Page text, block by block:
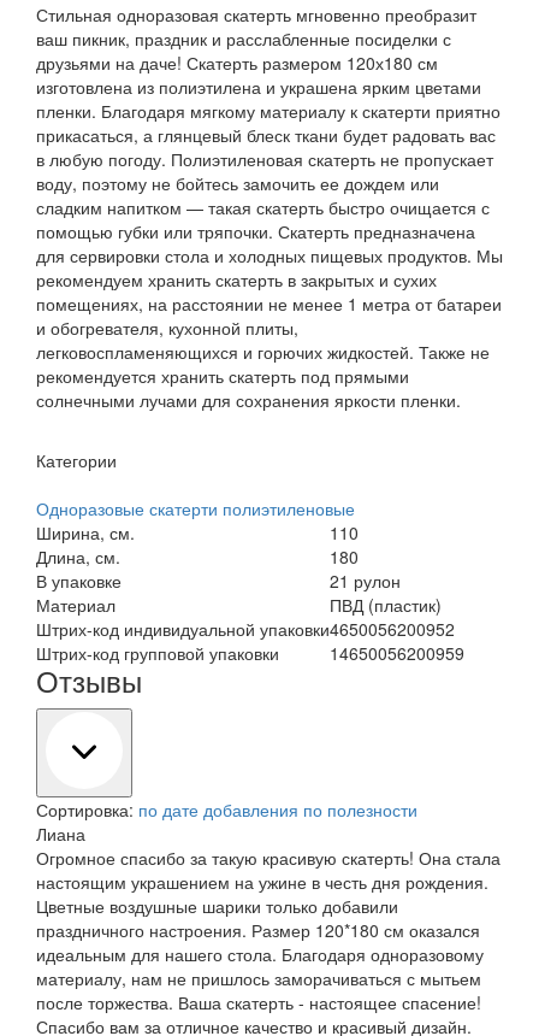
Стильная одноразовая скатерть мгновенно преобразит
ваш пикник, праздник и расслабленные посиделки с
друзьями на даче! Скатерть размером 120х180 см
изготовлена из полиэтилена и украшена ярким цветами
пленки. Благодаря мягкому материалу к скатерти приятно
прикасаться, а глянцевый блеск ткани будет радовать вас
в любую погоду. Полиэтиленовая скатерть не пропускает
воду, поэтому не бойтесь замочить ее дождем или
сладким напитком — такая скатерть быстро очищается с
помощью губки или тряпочки. Скатерть предназначена
для сервировки стола и холодных пищевых продуктов. Мы
рекомендуем хранить скатерть в закрытых и сухих
помещениях, на расстоянии не менее 1 метра от батареи
и обогревателя, кухонной плиты,
легковоспламеняющихся и горючих жидкостей. Также не
рекомендуется хранить скатерть под прямыми
солнечными лучами для сохранения яркости пленки.
Категории
Одноразовые скатерти полиэтиленовые
Ширина, см.
110
Длина, см.
180
В упаковке
21 рулон
Материал
ПВД (пластик)
Штрих-код индивидуальной упаковки4650056200952
Штрих-код групповой упаковки
14650056200959
Отзывы
Сортировка: по дате добавления по полезности
Лиана
Огромное спасибо за такую красивую скатерть! Она стала
настоящим украшением на ужине в честь дня рождения.
Цветные воздушные шарики только добавили
праздничного настроения. Размер 120*180 см оказался
идеальным для нашего стола. Благодаря одноразовому
материалу, нам не пришлось заморачиваться с мытьем
после торжества. Ваша скатерть - настоящее спасение!
Спасибо вам за отличное качество и красивый дизайн.